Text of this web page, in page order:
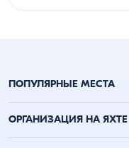
ПОПУЛЯРНЫЕ МЕСТА
Анталья аренда яхт
ОРГАНИЗАЦИЯ НА ЯХТЕ